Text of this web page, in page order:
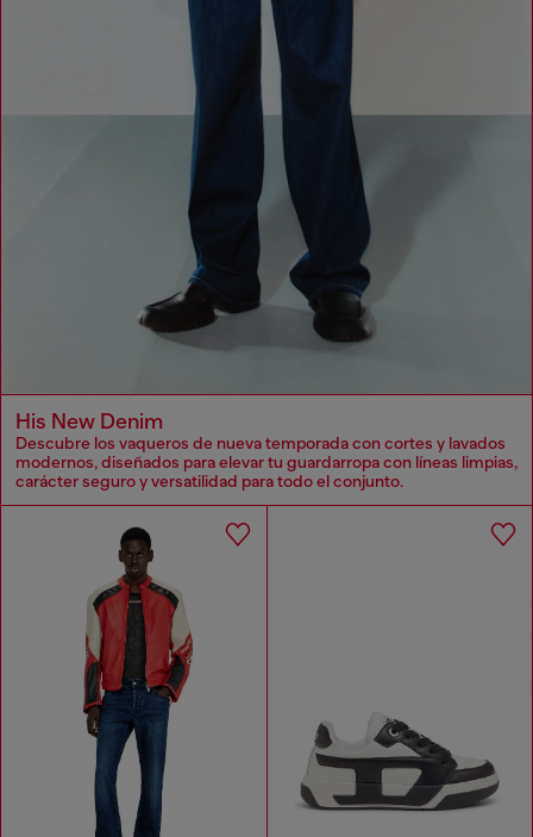
His New Denim
Descubre los vaqueros de nueva temporada con cortes y lavados
modernos, diseñados para elevar tu guardarropa con líneas limpias,
carácter seguro y versatilidad para todo el conjunto.